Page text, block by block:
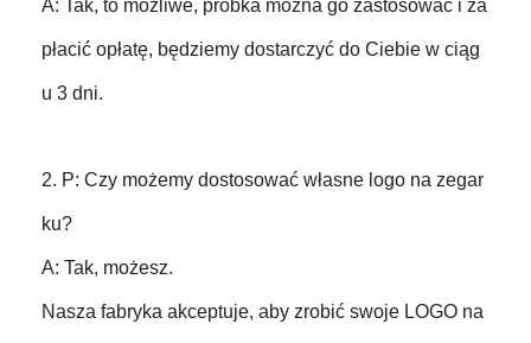
A: Tak, to możliwe, próbka można go zastosować i za
płacić opłatę, będziemy dostarczyć do Ciebie w ciąg
u 3 dni.
2. P: Czy możemy dostosować własne logo na zegar
ku?
A: Tak, możesz.
Nasza fabryka akceptuje, aby zrobić swoje LOGO na